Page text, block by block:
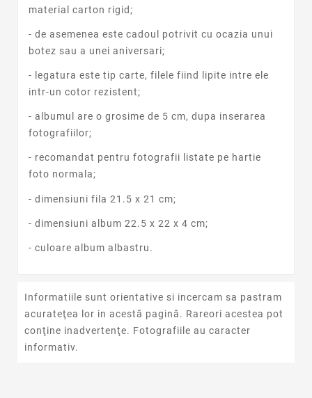
material carton rigid;
- de asemenea este cadoul potrivit cu ocazia unui
botez sau a unei aniversari;
- legatura este tip carte, filele fiind lipite intre ele
intr-un cotor rezistent;
- albumul are o grosime de 5 cm, dupa inserarea
fotografiilor;
- recomandat pentru fotografii listate pe hartie
foto normala;
- dimensiuni fila 21.5 x 21 cm;
- dimensiuni album 22.5 x 22 x 4 cm;
- culoare album albastru.
Informatiile sunt orientative si incercam sa pastram
acurateţea lor in acestă pagină. Rareori acestea pot
conţine inadvertenţe. Fotografiile au caracter
informativ.